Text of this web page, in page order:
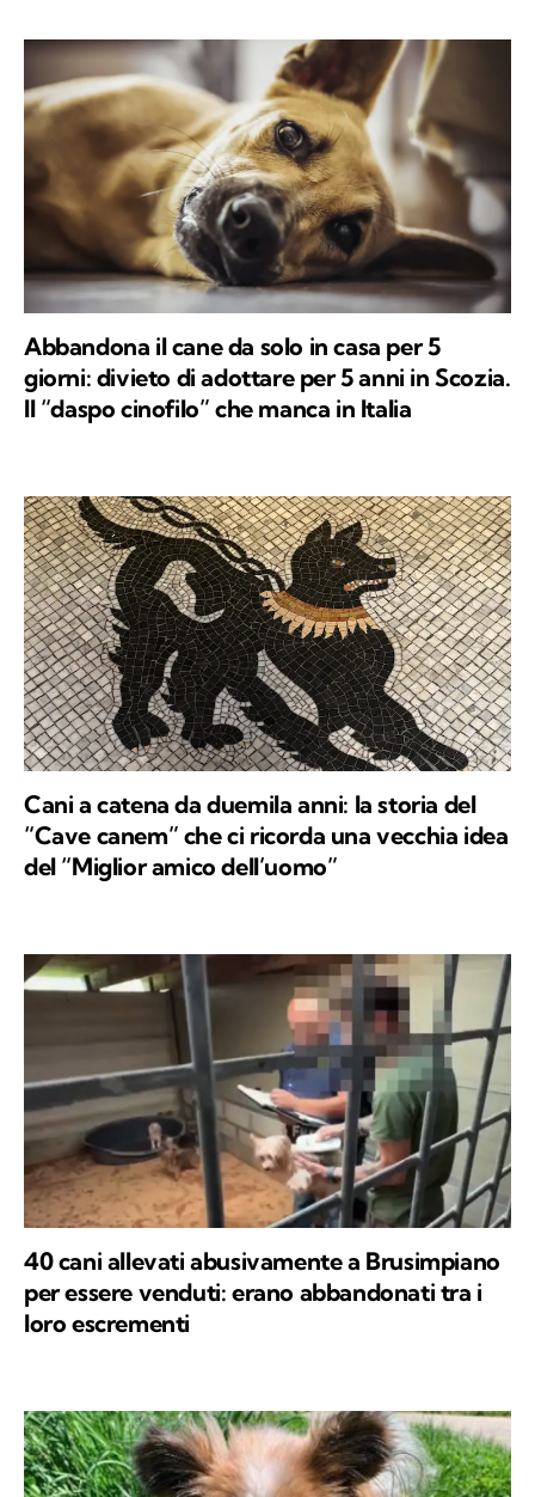
Abbandona il cane da solo in casa per 5
giorni: divieto di adottare per 5 anni in Scozia.
Il “daspo cinofilo” che manca in Italia
Cani a catena da duemila anni: la storia del
“Cave canem” che ci ricorda una vecchia idea
del “Miglior amico dell’uomo”
40 cani allevati abusivamente a Brusimpiano
per essere venduti: erano abbandonati tra i
loro escrementi